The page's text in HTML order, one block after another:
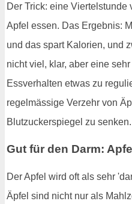
Der Trick: eine
Apfel essen. Das Ergebnis:
und das spart Kalorien, und
nicht viel, klar, aber eine
Essverhalten etwas zu
regelmässige Verzehr von
Blutzuckerspiegel zu senken.
Gut für den Darm:
Der Apfel wird oft als sehr
Äpfel sind nicht nur als